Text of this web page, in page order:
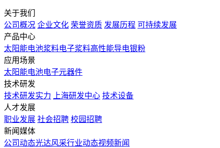
关于我们
公司概况 企业文化 荣誉资质 发展历程 可持续发展
产品中心
太阳能电池浆料电子浆料高性能导电银粉
应用场景
太阳能电池电子元器件
技术研发
技术研发实力
上海研发中心 技术设备
人才发展
职业发展 社会招聘 校园招聘
新闻媒体
公司动态光达风采行业动态视频新闻